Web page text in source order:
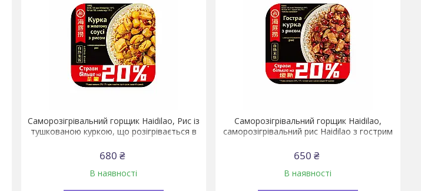
Саморозігрівальний горщик Haidilao, Рис із
тушкованою куркою, що розігрівається в
680 ₴
В наявності
Саморозігрівальний горщик Haidilao,
саморозігрівальний рис Haidilao з гострим
650 ₴
В наявності